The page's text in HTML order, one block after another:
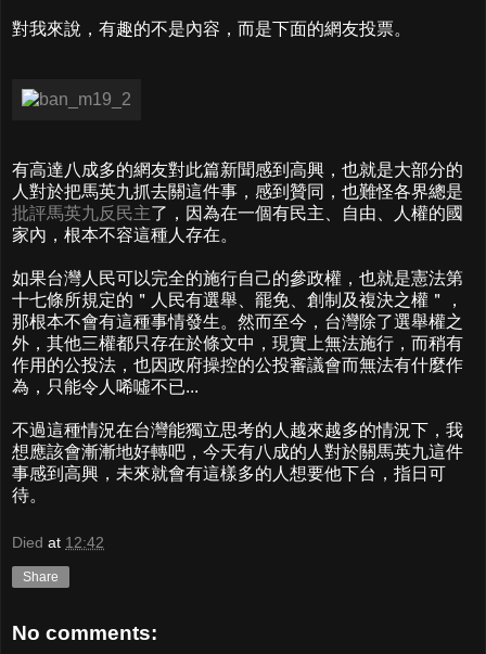
對我來說，有趣的不是內容，而是下面的網友投票。
有高達八成多的網友對此篇新聞感到高興，也就是大部分的
人對於把馬英九抓去關這件事，感到贊同，也難怪各界總是
批評馬英九反民主了，因為在一個有民主、自由、人權的國
家內，根本不容這種人存在。
如果台灣人民可以完全的施行自己的參政權，也就是憲法第
十七條所規定的＂人民有選舉、罷免、創制及複決之權＂，
那根本不會有這種事情發生。然而至今，台灣除了選舉權之
外，其他三權都只存在於條文中，現實上無法施行，而稍有
作用的公投法，也因政府操控的公投審議會而無法有什麼作
為，只能令人唏噓不已...
不過這種情況在台灣能獨立思考的人越來越多的情況下，我
想應該會漸漸地好轉吧，今天有八成的人對於關馬英九這件
事感到高興，未來就會有這樣多的人想要他下台，指日可
待。
Died at 12:42
Share
No comments: